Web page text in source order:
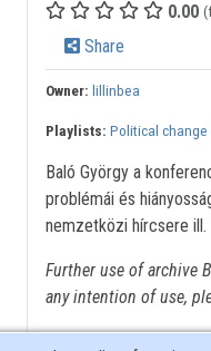
0.00
Share
Owner: lillinbea
Playlists: Political change
Baló György a
problémái és
nemzetközi hírcsere
Further use of archive
any intention of use,